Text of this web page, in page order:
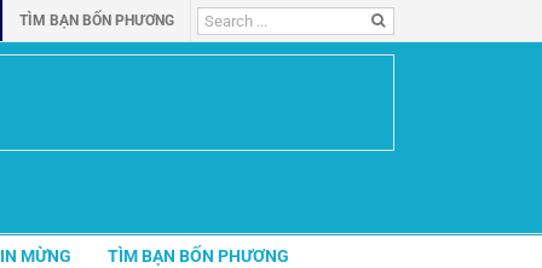
TÌM BẠN BỐN PHƯƠNG
Search
for:
MỪNG TÌM BẠN BỐN PHƯƠNG